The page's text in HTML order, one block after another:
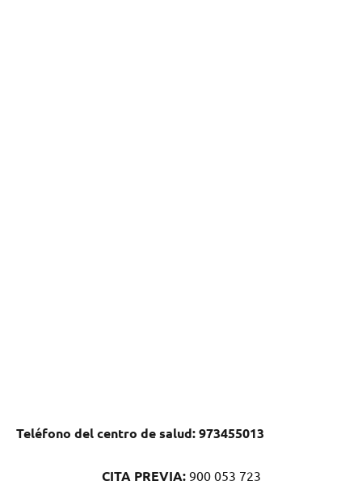
Teléfono del centro dе salud:973455013
CITA PREVIA: 900 053 723